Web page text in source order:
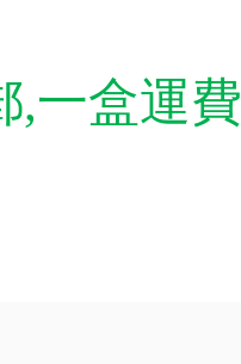
,一盒運